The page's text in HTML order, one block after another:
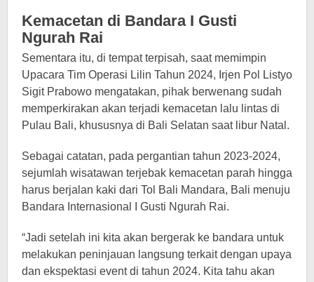
Kemacetan di Bandara I Gusti
Ngurah Rai
Sementara itu, di tempat terpisah, saat memimpin
Upacara Tim Operasi Lilin Tahun 2024, Irjen Pol Listyo
Sigit Prabowo mengatakan, pihak berwenang sudah
memperkirakan akan terjadi kemacetan lalu lintas di
Pulau Bali, khususnya di Bali Selatan saat libur Natal.
Sebagai catatan, pada pergantian tahun 2023-2024,
sejumlah wisatawan terjebak kemacetan parah hingga
harus berjalan kaki dari Tol Bali Mandara, Bali menuju
Bandara Internasional I Gusti Ngurah Rai.
“Jadi setelah ini kita akan bergerak ke bandara untuk
melakukan peninjauan langsung terkait dengan upaya
dan ekspektasi event di tahun 2024. Kita tahu akan